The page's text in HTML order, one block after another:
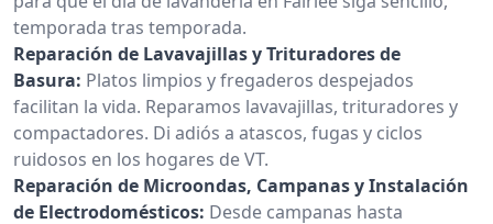
temporada tras temporada.
Reparación de Lavavajillas y Trituradores de
Basura: Platos limpios y fregaderos despejados
facilitan la vida. Reparamos lavavajillas, trituradores y
compactadores. Di adiós a atascos, fugas y ciclos
ruidosos en los hogares de VT.
Reparación de Microondas, Campanas y Instalación
de Electrodomésticos: Desde campanas hasta